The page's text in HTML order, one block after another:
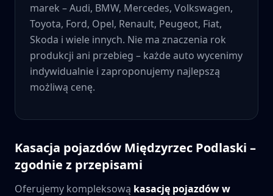
marek – Audi, BMW, Mercedes, Volkswagen,
Toyota, Ford, Opel, Renault, Peugeot, Fiat,
Skoda i wiele innych. Nie ma znaczenia rok
produkcji ani przebieg – każde auto wycenimy
indywidualnie i zaproponujemy najlepszą
możliwą cenę.
Kasacja pojazdów Międzyrzec Podlaski –
zgodnie z przepisami
Oferujemy kompleksową kasację pojazdów w